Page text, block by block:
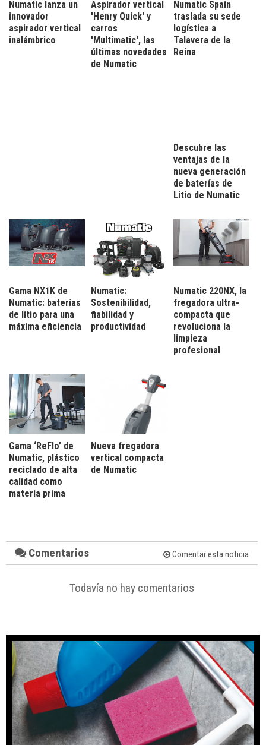
Numatic lanza un
innovador
aspirador vertical
inalámbrico
Aspirador vertical
'Henry Quick' y
carros
'Multimatic', las
últimas novedades
de Numatic
Numatic Spain
traslada su sede
logística a
Talavera de la
Reina
Descubre las
ventajas de la
nueva generación
de baterías de
Litio de Numatic
Gama NX1K de
Numatic: baterías
de litio para una
máxima eficiencia
Numatic:
Sostenibilidad,
fiabilidad y
productividad
Numatic 220NX, la
fregadora ultra-
compacta que
revoluciona la
limpieza
profesional
Gama ‘ReFlo’ de
Numatic, plástico
reciclado de alta
calidad como
materia prima
Nueva fregadora
vertical compacta
de Numatic
Comentarios Comentar esta noticia
Todavía no hay comentarios